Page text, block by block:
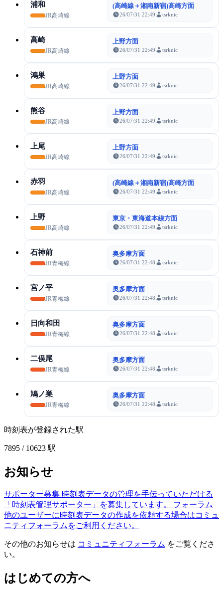
浦和
JR高崎線
(高崎線＋湘南新宿)高崎方面
26/07/31 22:49 tsrknic
高崎
JR高崎線
上野方面
26/07/31 22:49 tsrknic
鴻巣
JR高崎線
上野方面
26/07/31 22:49 tsrknic
熊谷
JR高崎線
上野方面
26/07/31 22:49 tsrknic
上尾
JR高崎線
上野方面
26/07/31 22:49 tsrknic
赤羽
JR高崎線
(高崎線＋湘南新宿)高崎方面
26/07/31 22:49 tsrknic
上野
JR高崎線
東京・東海道本線方面
26/07/31 22:49 tsrknic
石神前
JR青梅線
奥多摩方面
26/07/31 22:48 tsrknic
宮ノ平
JR青梅線
奥多摩方面
26/07/31 22:48 tsrknic
日向和田
JR青梅線
奥多摩方面
26/07/31 22:48 tsrknic
二俣尾
JR青梅線
奥多摩方面
26/07/31 22:48 tsrknic
鳩ノ巣
JR青梅線
奥多摩方面
26/07/31 22:48 tsrknic
時刻表が登録された駅
7895 / 10623 駅
お知らせ
サポーター募集 時刻表データの管理を手伝っていただける
「時刻表管理サポーター」を募集しています。
フォーラム
他のユーザーに時刻表データの作成を依頼する場合はコミュ
ニティフォーラムをご利用ください。
その他のお知らせは コミュニティフォーラム をご覧くださ
い。
はじめての方へ